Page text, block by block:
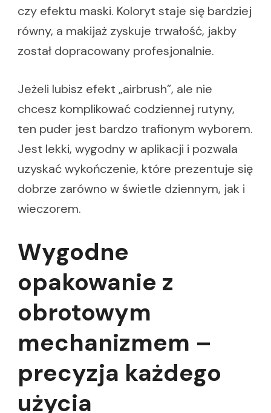
czy efektu maski. Koloryt staje się bardziej
równy, a makijaż zyskuje trwałość, jakby
został dopracowany profesjonalnie.
Jeżeli lubisz efekt „airbrush”, ale nie
chcesz komplikować codziennej rutyny,
ten puder jest bardzo trafionym wyborem.
Jest lekki, wygodny w aplikacji i pozwala
uzyskać wykończenie, które prezentuje się
dobrze zarówno w świetle dziennym, jak i
wieczorem.
Wygodne
opakowanie z
obrotowym
mechanizmem –
precyzja każdego
użycia